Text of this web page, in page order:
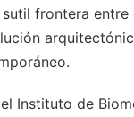
frontera entre
Instituto de